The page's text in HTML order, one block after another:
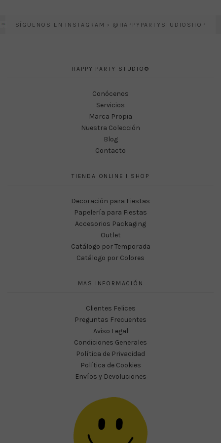
SÍGUENOS EN INSTAGRAM › @HAPPYPARTYSTUDIOSHOP
HAPPY PARTY STUDIO®
Conócenos
Servicios
Marca Propia
Nuestra Colección
Blog
Contacto
TIENDA ONLINE I SHOP
Decoración para Fiestas
Papelería para Fiestas
Accesorios Packaging
Outlet
Catálogo por Temporada
Catálogo por Colores
MAS INFORMACIÓN
Clientes Felices
Preguntas Frecuentes
Aviso Legal
Condiciones Generales
Política de Privacidad
Política de Cookies
Envíos y Devoluciones